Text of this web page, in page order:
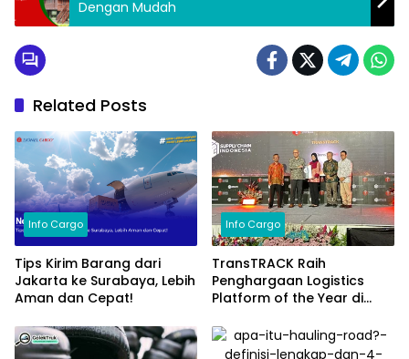
Dengan Mudah
Related Posts
Info Cargo
Tips Kirim Barang dari
Jakarta ke Surabaya, Lebih
Aman dan Cepat!
Info Cargo
TransTRACK Raih
Penghargaan Logistics
Platform of the Year di
2024